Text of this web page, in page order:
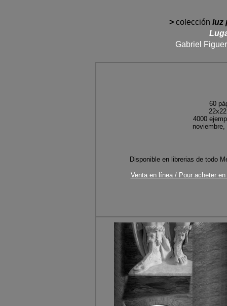
> colección luz
Gabriel
60
4000
noviembre,
Disponible en librerias de todo
Venta en línea / Pour acheter en